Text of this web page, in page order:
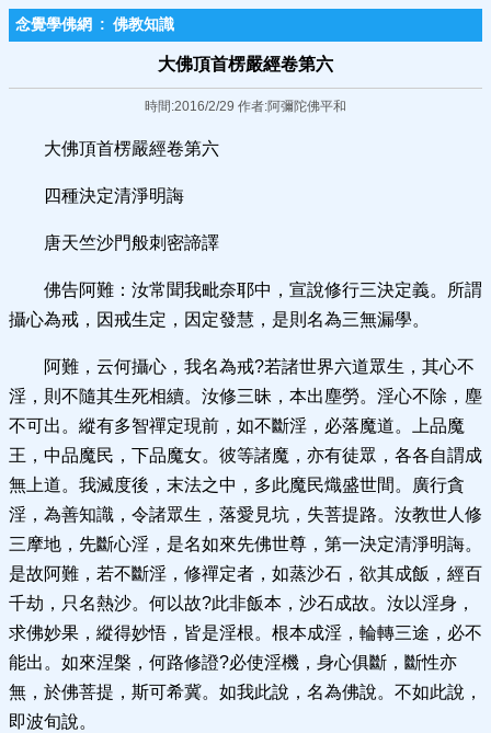
念覺學佛網 : 佛教知識
大佛頂首楞嚴經卷第六
時間:2016/2/29 作者:阿彌陀佛平和
大佛頂首楞嚴經卷第六
四種決定清淨明誨
唐天竺沙門般刺密諦譯
佛告阿難：汝常聞我毗奈耶中，宣說修行三決定義。所謂
攝心為戒，因戒生定，因定發慧，是則名為三無漏學。
阿難，云何攝心，我名為戒?若諸世界六道眾生，其心不
淫，則不隨其生死相續。汝修三昧，本出塵勞。淫心不除，塵
不可出。縱有多智禪定現前，如不斷淫，必落魔道。上品魔
王，中品魔民，下品魔女。彼等諸魔，亦有徒眾，各各自謂成
無上道。我滅度後，末法之中，多此魔民熾盛世間。廣行貪
淫，為善知識，令諸眾生，落愛見坑，失菩提路。汝教世人修
三摩地，先斷心淫，是名如來先佛世尊，第一決定清淨明誨。
是故阿難，若不斷淫，修禪定者，如蒸沙石，欲其成飯，經百
千劫，只名熱沙。何以故?此非飯本，沙石成故。汝以淫身，
求佛妙果，縱得妙悟，皆是淫根。根本成淫，輪轉三途，必不
能出。如來涅槃，何路修證?必使淫機，身心俱斷，斷性亦
無，於佛菩提，斯可希冀。如我此說，名為佛說。不如此說，
即波旬說。